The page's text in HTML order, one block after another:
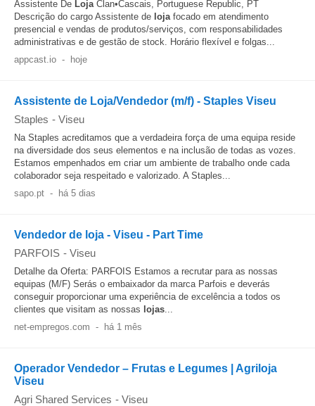
Assistente De LojaClan•Cascais, Portuguese Republic, PT
Descrição do cargo Assistente de lojafocado em atendimento
presencial e vendas de produtos/serviços, com responsabilidades
administrativas e de gestão de stock. Horário flexível e folgas...
appcast.io - hoje
Assistente de Loja/Vendedor (m/f) - Staples Viseu
Staples - Viseu
Na Staples acreditamos que a verdadeira força de uma equipa reside
na diversidade dos seus elementos e na inclusão de todas as vozes.
Estamos empenhados em criar um ambiente de trabalho onde cada
colaborador seja respeitado e valorizado. A Staples...
sapo.pt - há 5 dias
Vendedor de loja - Viseu - Part Time
PARFOIS - Viseu
Detalhe da Oferta: PARFOIS Estamos a recrutar para as nossas
equipas (M/F) Serás o embaixador da marca Parfois e deverás
conseguir proporcionar uma experiência de excelência a todos os
clientes que visitam as nossas lojas...
net-empregos.com - há 1 mês
Operador Vendedor – Frutas e Legumes | Agriloja
Viseu
Agri Shared Services - Viseu